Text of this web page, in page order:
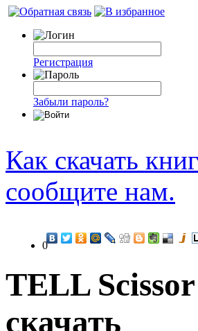
Регистрация
Забыли пароль?
Как скачать
сообщите нам.
0
TELL
скачать